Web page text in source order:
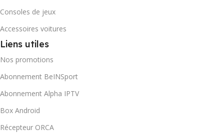
Consoles de jeux
Accessoires voitures
Liens utiles
Nos promotions
Abonnement BeINSport
Abonnement Alpha IPTV
Box Android
Récepteur ORCA